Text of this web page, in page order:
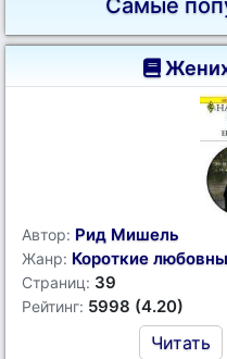
Самые
Жених
Автор: Рид Мишель
Жанр: Короткие
Страниц: 39
Рейтинг: 5998 (4.20)
Читать